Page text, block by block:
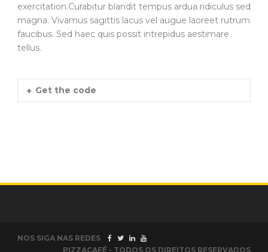
exercitation.Curabitur blandit tempus ardua ridiculus sed
magna. Vivamus sagittis lacus vel augue laoreet rutrum
faucibus. Sed haec quis possit intrepidus aestimare
tellus.
Get the code
NOS SIGA NAS REDES
PIZZACAFÉ - TODOS OS DIREITOS RESERVADOS